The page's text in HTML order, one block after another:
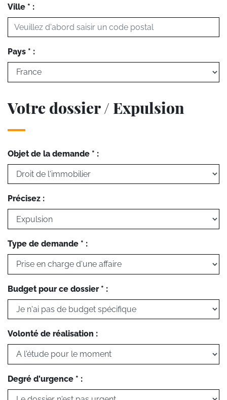
Ville * :
Pays * :
Votre dossier / Expulsion
Objet de la demande * :
Précisez :
Type de demande * :
Budget pour ce dossier * :
Volonté de réalisation :
Degré d'urgence * :